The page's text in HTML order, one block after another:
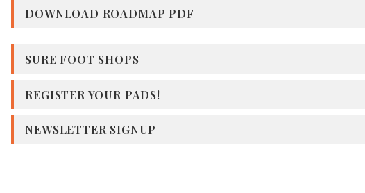
DOWNLOAD ROADMAP PDF
SURE FOOT SHOPS
REGISTER YOUR PADS!
NEWSLETTER SIGNUP